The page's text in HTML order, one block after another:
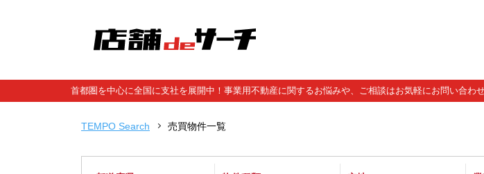
首都圏を中心に全国に支社を展開中！事業用不動産に関するお悩みや、ご相談はお気軽にお問い合わ
TEMPO Search 売買物件一覧